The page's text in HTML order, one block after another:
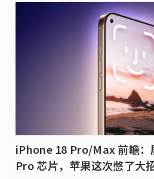
iPhone 18 Pro/Max 前瞻：
Pro 芯片，苹果这次憋了大